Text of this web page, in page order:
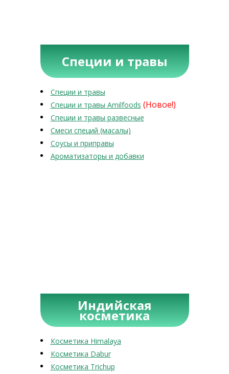
Специи и травы
Специи и травы
Специи и травы Amilfoods (Новое!)
Специи и травы развесные
Смеси специй (масалы)
Соусы и приправы
Ароматизаторы и добавки
Индийская
косметика
Косметика Himalaya
Косметика Dabur
Косметика Trichup